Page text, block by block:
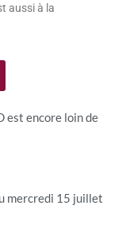
aussi à la
est encore loin de
mercredi 15 juillet